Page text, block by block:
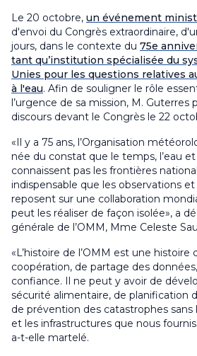
Le 20 octobre, un événement
d'envoi du Congrès extraordinaire,
jours, dans le contexte du 75e
tant qu’institution spécialisée du
Unies pour les questions relatives
à l'eau. Afin de souligner le rôle
l’urgence de sa mission, M. Guterres
discours devant le Congrès le 22
«Il y a 75 ans, l’Organisation
née du constat que le temps, l’eau
connaissent pas les frontières
indispensable que les observations
reposent sur une collaboration
peut les réaliser de façon isolée», a
générale de l’OMM, Mme Celeste
«L’histoire de l’OMM est une histoire
coopération, de partage des
confiance. Il ne peut y avoir de
sécurité alimentaire, de planification
de prévention des catastrophes sans
et les infrastructures que nous
a-t-elle martelé.